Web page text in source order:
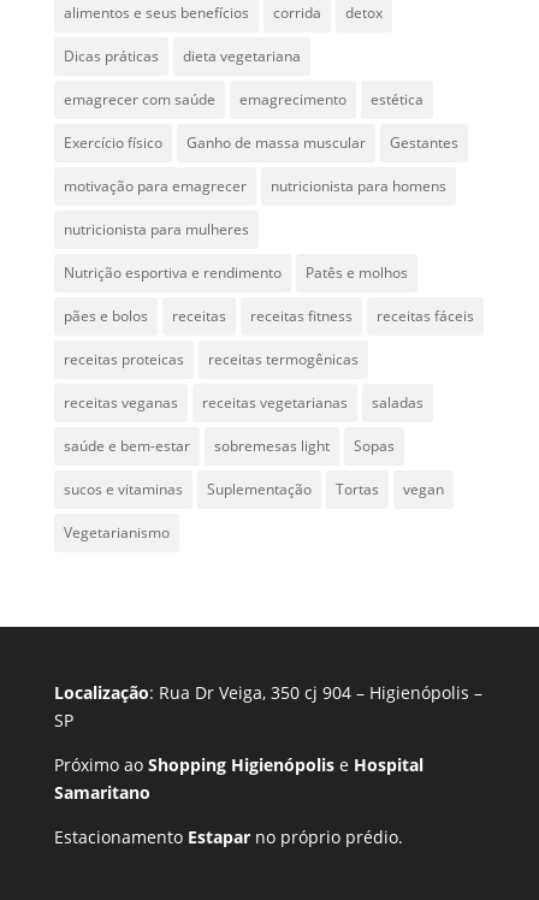
alimentos e seus benefícios corrida detox
Dicas práticas dieta vegetariana
emagrecer com saúde emagrecimento estética
Exercício físico Ganho de massa muscular Gestantes
motivação para emagrecer nutricionista para homens
nutricionista para mulheres
Nutrição esportiva e rendimento Patês e molhos
pães e bolos receitas receitas fitness receitas fáceis
receitas proteicas receitas termogênicas
receitas veganas receitas vegetarianas saladas
saúde e bem-estar sobremesas light Sopas
sucos e vitaminas Suplementação Tortas vegan
Vegetarianismo
Localização: Rua Dr Veiga, 350 cj 904 – Higienópolis –
SP
Próximo ao Shopping Higienópolise Hospital
Samaritano
Estacionamento Estaparno próprio prédio.